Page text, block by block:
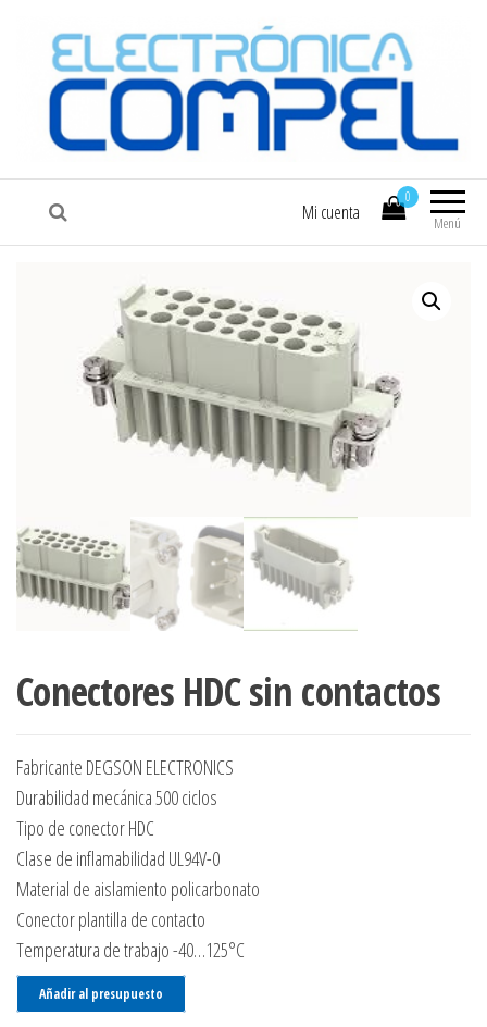
COMPEL Electrónica COMPEL
Menú
0
Mi cuenta
Conectores HDC sin contactos
Fabricante DEGSON ELECTRONICS
Durabilidad mecánica 500 ciclos
Tipo de conector HDC
Clase de inflamabilidad UL94V-0
Material de aislamiento policarbonato
Conector plantilla de contacto
Temperatura de trabajo -40…125°C
Añadir al presupuesto